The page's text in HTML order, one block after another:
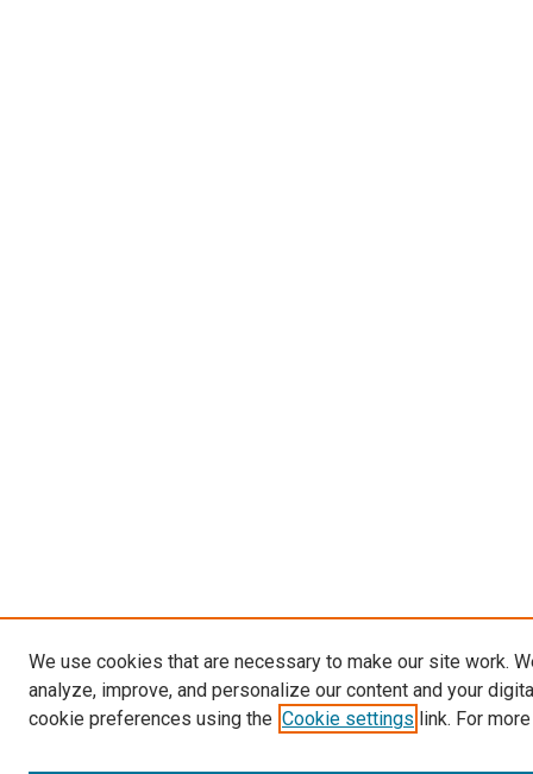
We use cookies that are necessary to make our site work.
analyze, improve, and personalize our content and your
cookie preferences using the Cookie settings link. For